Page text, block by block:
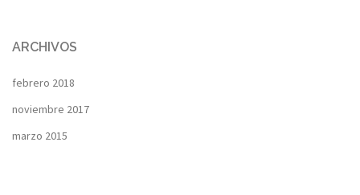
ARCHIVOS
febrero 2018
noviembre 2017
marzo 2015